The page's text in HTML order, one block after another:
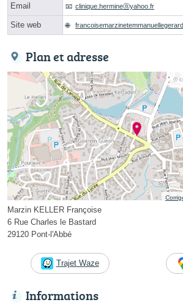
Email clinique.hermineⓐyahoo.fr
Site web
Plan et adresse
©
Marzin KELLER Françoise
6 Rue Charles le Bastard
29120 Pont-l'Abbé
Trajet Waze
Informations